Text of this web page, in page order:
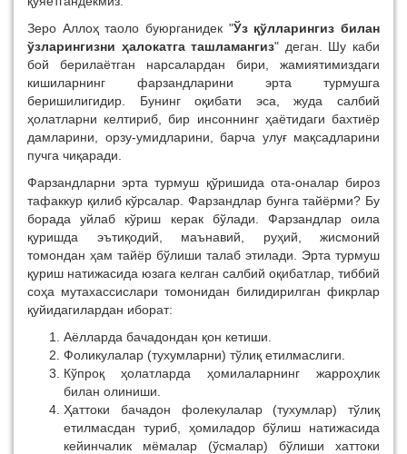
Зеро Аллоҳ таоло буюрганидек "Ўз қўлларингиз билан
ўзларингизни ҳалокатга ташламангиз" деган. Шу каби
бой берилаётган нарсалардан бири, жамиятимиздаги
кишиларнинг фарзандларини эрта турмушга
беришилигидир. Бунинг оқибати эса, жуда салбий
ҳолатларни келтириб, бир инсоннинг ҳаётидаги бахтиёр
дамларини, орзу-умидларини, барча улуғ мақсадларини
пучга чиқаради.
Фарзандларни эрта турмуш қўришида ота-оналар бироз
тафаккур қилиб кўрсалар. Фарзандлар бунга тайёрми? Бу
борада уйлаб кўриш керак бўлади. Фарзандлар оила
қуришда эътиқодий, маънавий, руҳий, жисмоний
томондан ҳам тайёр бўлиши талаб этилади. Эрта турмуш
қуриш натижасида юзага келган салбий оқибатлар, тиббий
соҳа мутахассислари томонидан билидирилган фикрлар
қуйидагилардан иборат:
Аёлларда бачадондан қон кетиши.
Фоликулалар (тухумларни) тўлиқ етилмаслиги.
Кўпроқ ҳолатларда ҳомилаларнинг жарроҳлик
билан олиниши.
Ҳаттоки бачадон фолекулалар (тухумлар) тўлиқ
етилмасдан туриб, ҳомиладор бўлиш натижасида
кейинчалик мёмалар (ўсмалар) бўлиши хаттоки